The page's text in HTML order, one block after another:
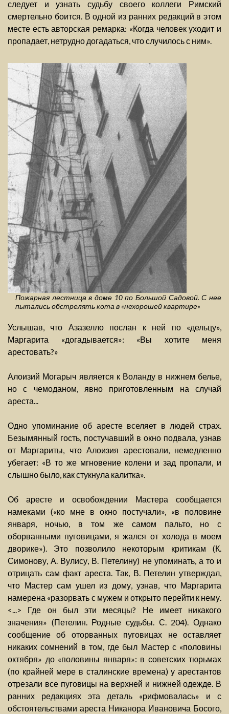
следует и узнать судьбу своего коллеги Римский
смертельно боится. В одной из ранних редакций в этом
месте есть авторская ремарка: «Когда человек уходит и
пропадает, нетрудно догадаться, что случилось с ним».
Пожарная лестница в доме 10 по Большой Садовой. С нее
пытались обстрелять кота в «нехорошей квартире»
Услышав, что Азазелло послан к ней по «дельцу»,
Маргарита «догадывается»: «Вы хотите меня
арестовать?»
Алоизий Могарыч является к Воланду в нижнем белье,
но с чемоданом, явно приготовленным на случай
ареста...
Одно упоминание об аресте вселяет в людей страх.
Безымянный гость, постучавший в окно подвала, узнав
от Маргариты, что Алоизия арестовали, немедленно
убегает: «В то же мгновение колени и зад пропали, и
слышно было, как стукнула калитка».
Об аресте и освобождении Мастера сообщается
намеками («ко мне в окно постучали», «в половине
января, ночью, в том же самом пальто, но с
оборванными пуговицами, я жался от холода в моем
дворике»). Это позволило некоторым критикам (К.
Симонову, А. Вулису, В. Петелину) не упоминать, а то и
отрицать сам факт ареста. Так, В. Петелин утверждал,
что Мастер сам ушел из дому, узнав, что Маргарита
намерена «разорвать с мужем и открыто перейти к нему.
<...> Где он был эти месяцы? Не имеет никакого
значения» (Петелин. Родные судьбы. С. 204). Однако
сообщение об оторванных пуговицах не оставляет
никаких сомнений в том, где был Мастер с «половины
октября» до «половины января»: в советских тюрьмах
(по крайней мере в сталинские времена) у арестантов
отрезали все пуговицы на верхней и нижней одежде. В
ранних редакциях эта деталь «рифмовалась» и с
обстоятельствами ареста Никанора Ивановича Босого,